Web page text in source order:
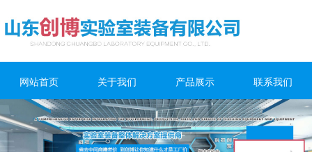
网站首页 关于我们 产品展示 联系我们